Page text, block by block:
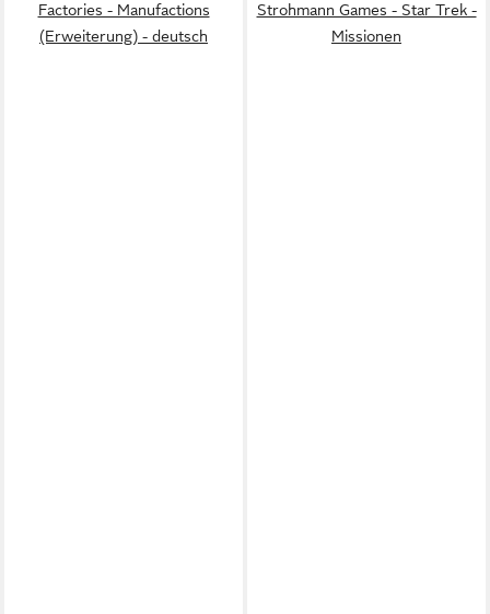
Factories - Manufactions
(Erweiterung) - deutsch
Strohmann Games - Star Trek -
Missionen